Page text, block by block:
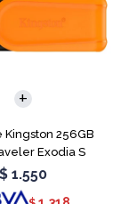
Kingston 256GB
Exodia S
Naranja
$ 1.550